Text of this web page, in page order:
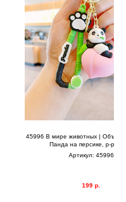
45996 В мире животных |
Панда на персике, р-р
Артикул: 45996
199 р.